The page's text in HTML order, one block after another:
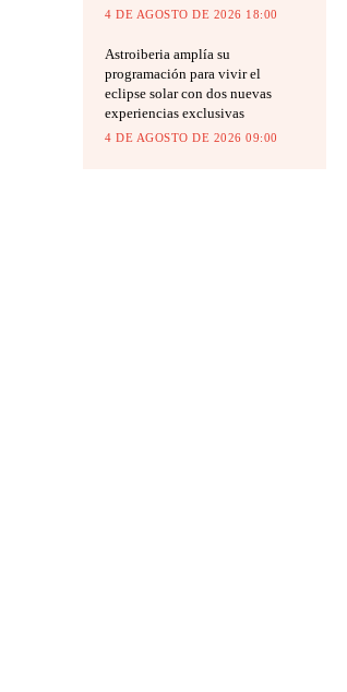
4 DE AGOSTO DE 2026 18:00
Astroiberia amplía su
programación para vivir el
eclipse solar con dos nuevas
experiencias exclusivas
4 DE AGOSTO DE 2026 09:00